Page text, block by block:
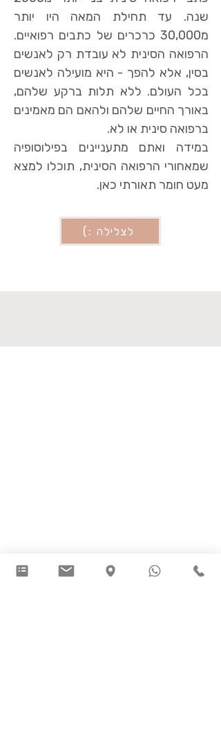
שנה. עד תחילת המאה היו יותר
מ30,000 כרכרים של כתבים רפואיים.
הרפואה הסינית לא עובדת רק לאנשים
בסין, אלא להפך - היא מועילה לאנשים
בכל העולם. ללא תלות ברקע שלהם,
באורך החיים שלהם ולהאם הם מאמינים
ברפואה סינית או לא. ​
במידה ואתם מתעניינים בפילוסופיה
שמאחורי הרפואה הסינית, תוכלו למצא
מעט חומר תאורתי כאן.
לצלילה :)